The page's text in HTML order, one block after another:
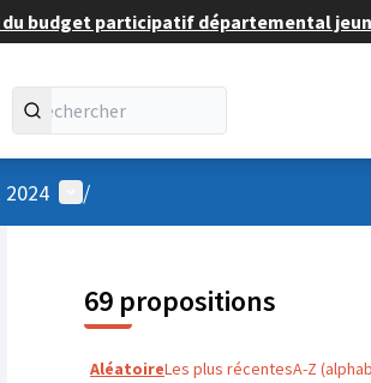
budget participatif départemental
Menu utilisateur
/
69 propositions
AléatoireLes plus récentesA-Z